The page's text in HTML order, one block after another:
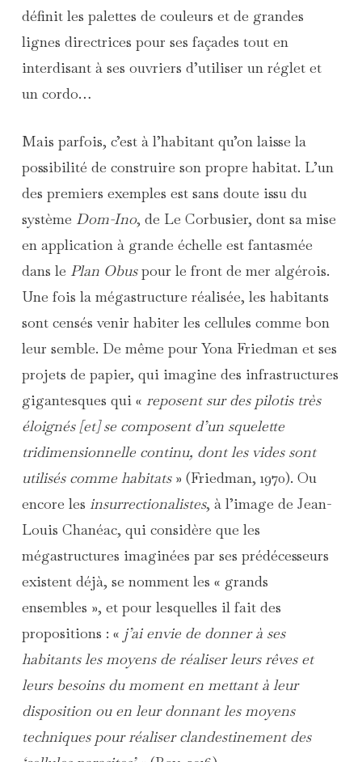
définit les palettes de couleurs et de grandes
lignes directrices pour ses façades tout en
interdisant à ses ouvriers d’utiliser un réglet et
un cordo…
Mais parfois, c’est à l’habitant qu’on laisse la
possibilité de construire son propre habitat. L’un
des premiers exemples est sans doute issu du
système Dom-Ino, de Le Corbusier, dont sa mise
en application à grande échelle est fantasmée
dans le Plan Obuspour le front de mer algérois.
Une fois la mégastructure réalisée, les habitants
sont censés venir habiter les cellules comme bon
leur semble. De même pour Yona Friedman et ses
projets de papier, qui imagine des infrastructures
gigantesques qui « reposent sur des pilotis très
éloignés [et] se composent d’un squelette
tridimensionnelle continu, dont les vides sont
utilisés comme habitats» (Friedman, 1970). Ou
encore les insurrectionalistes, à l’image de Jean-
Louis Chanéac, qui considère que les
mégastructures imaginées par ses prédécesseurs
existent déjà, se nomment les « grands
ensembles », et pour lesquelles il fait des
propositions : « j’ai envie de donner à ses
habitants les moyens de réaliser leurs rêves et
leurs besoins du moment en mettant à leur
disposition ou en leur donnant les moyens
techniques pour réaliser clandestinement des